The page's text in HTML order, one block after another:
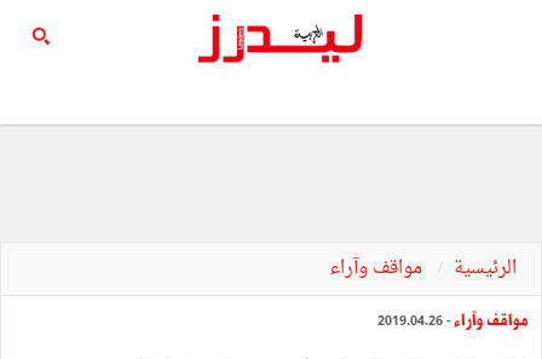
الرئيسية مواقف وآراء
مواقف وآراء- 2019.04.26